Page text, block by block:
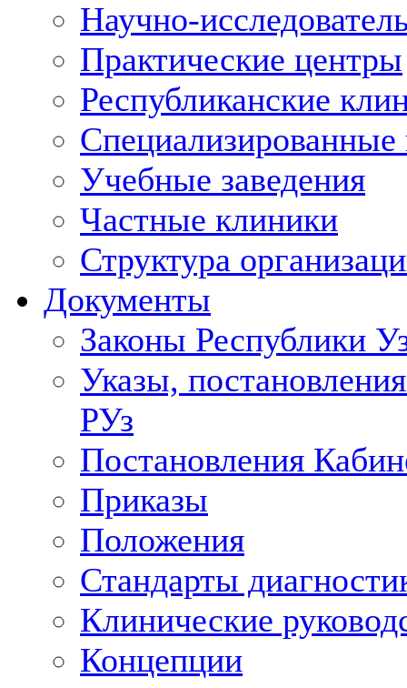
Научно-
Практические центры
Республиканские
Учебные заведения
Частные клиники
Структура
Документы
Законы Республики
Указы,
РУз
Постановления
Приказы
Положения
Стандарты
Клинические
Концепции